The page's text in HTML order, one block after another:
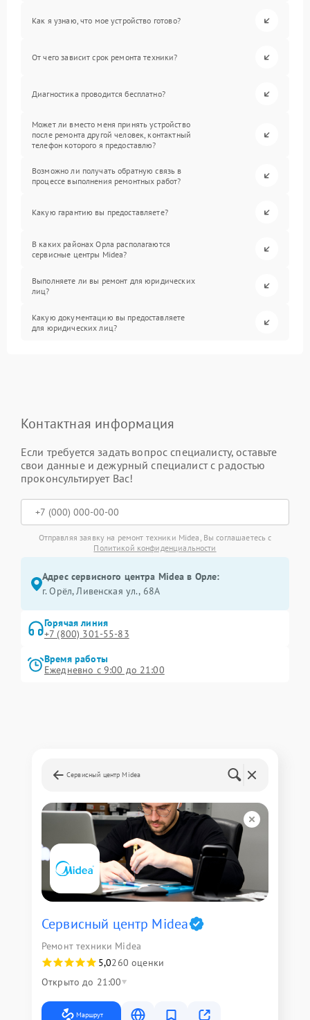
Как я узнаю, что мое устройство готово?
От чего зависит срок ремонта техники?
Диагностика проводится бесплатно?
Может ли вместо меня принять устройство
после ремонта другой человек, контактный
телефон которого я предоставлю?
Возможно ли получать обратную связь в
процессе выполнения ремонтных работ?
Какую гарантию вы предоставляете?
В каких районах Орла располагаются
сервисные центры Midea?
Выполняете ли вы ремонт для юридических
лиц?
Какую документацию вы предоставляете
для юридических лиц?
Контактная информация
Если требуется задать вопрос специалисту, оставьте
свои данные и дежурный специалист с радостью
проконсультирует Вас!
Отправляя заявку на ремонт техники Midea, Вы соглашаетесь с
Политикой конфиденциальности
Адрес сервисного центра Midea в Орле:
г. Орёл, Ливенская ул., 68А
Горячая линия
+7 (800) 301-55-83
Время работы
Ежедневно с 9:00 до 21:00
Сервисный центр Midea
Сервисный центр Midea
Ремонт техники Midea
5,0260 оценки
Открыто до 21:00
Маршрут